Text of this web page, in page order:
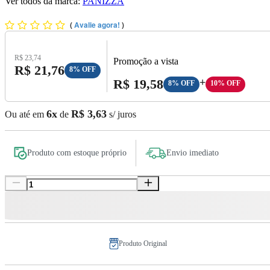
(Avalie agora! )
Preço Original:
R$ 23,74
Preço com Desconto:
R$ 21,76 8% OFF
Promoção a vista
Preço A Vista:
R$ 19,58 8% OFF + 10% OFF
Ou até em 6x de R$ 3,63 s/ juros
Produto com estoque próprio Envio imediato
Produto Original